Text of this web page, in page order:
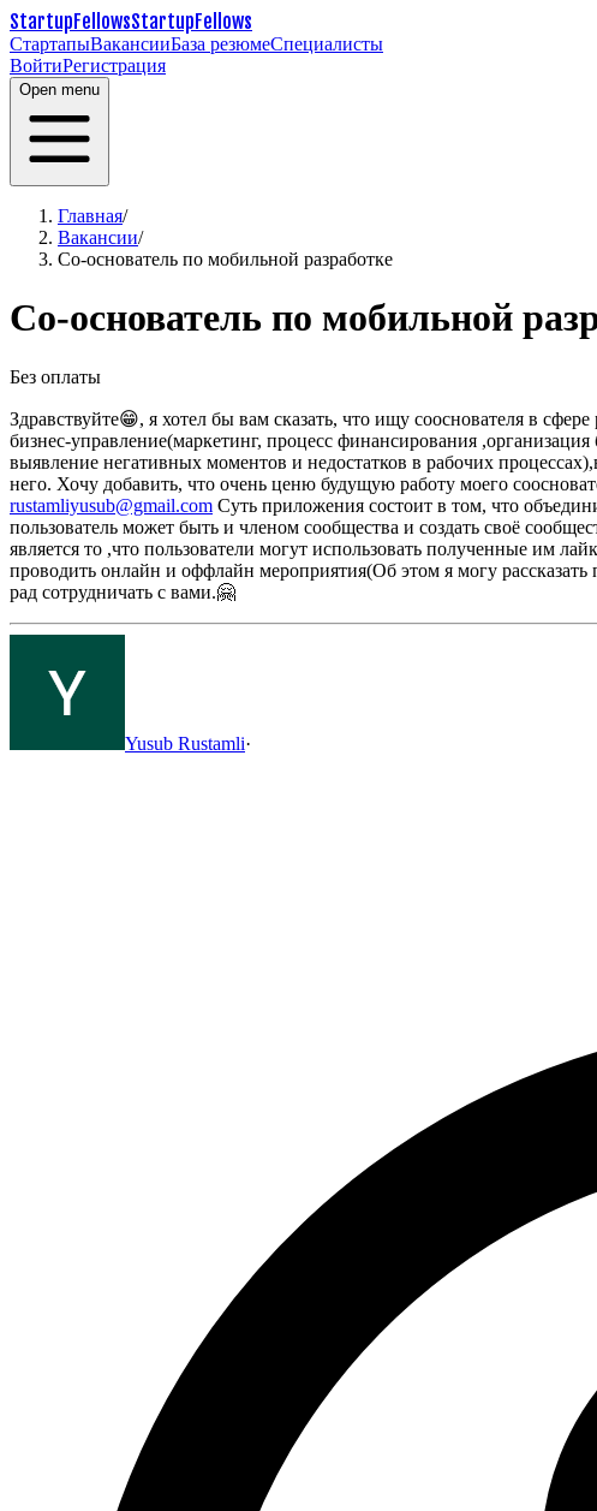
StartupFellowsStartupFellows
СтартапыВакансииБаза резюмеСпециалисты
ВойтиРегистрация
Open menu
Главная/
Вакансии/
Со-основатель по мобильной разработке
Со-основатель по мобильной
Без оплаты
Здравствуйте😁, я хотел бы вам сказать, что ищу сооснователя в
бизнес-управление(маркетинг, процесс финансирования
выявление негативных моментов и недостатков в рабочих
него. Хочу добавить, что очень ценю будущую работу моего
rustamliyusub@gmail.com Суть приложения состоит в том, что
пользователь может быть и членом сообщества и создать своё
является то ,что пользователи могут использовать полученные им
проводить онлайн и оффлайн мероприятия(Об этом я могу рассказать
рад сотрудничать с вами.🤗
Yusub Rustamli·